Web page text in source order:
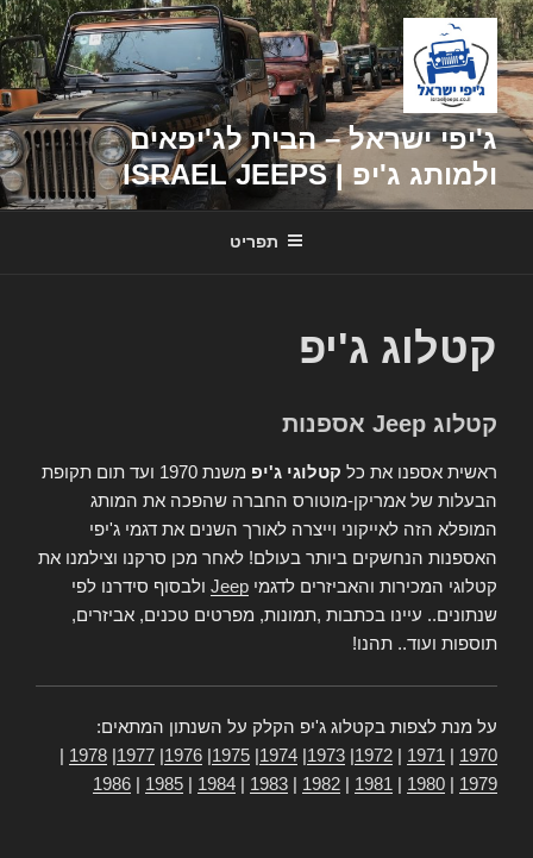
דילוג
לתוכן
ג'יפי ישראל – הבית לג'יפאים
ולמותג ג'יפ | ISRAEL JEEPS
תפריט
קטלוג ג'יפ
קטלוג Jeep אספנות
ראשית אספנו את כל קטלוגי ג'יפ
משנת 1970 ועד תום תקופת
הבעלות של אמריקן-מוטורס החברה שהפכה את המותג
המופלא הזה לאייקוני וייצרה לאורך השנים את דגמי ג'יפי
האספנות הנחשקים ביותר בעולם! לאחר מכן סרקנו וצילמנו את
קטלוגי המכירות והאביזרים לדגמי Jeep ולבסוף סידרנו לפי
שנתונים.. עיינו בכתבות ,תמונות, מפרטים טכנים, אביזרים,
תוספות ועוד.. תהנו!
על מנת לצפות בקטלוג ג'יפ הקלק על השנתון המתאים:
1970
1971
1972
1973
1974
1975
1976
1977
1978
1979
1980
1981
1982
1983
1984
1985
1986